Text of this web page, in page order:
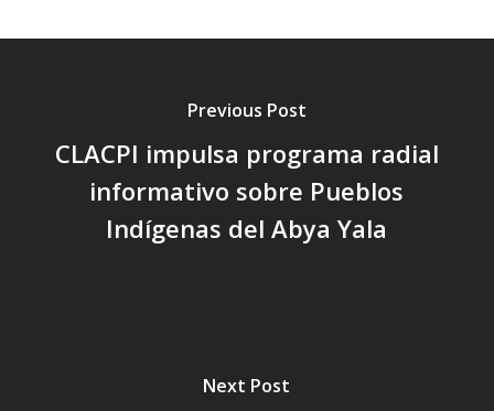
Previous Post
CLACPI impulsa programa radial
informativo sobre Pueblos
Indígenas del Abya Yala
Next Post